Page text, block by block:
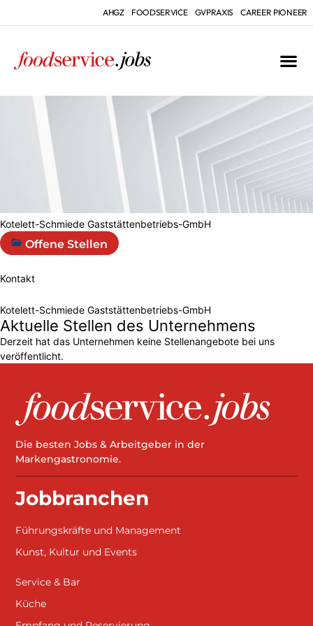
AHGZ FOODSERVICE GVPRAXIS CAREER PIONEER
Kotelett-Schmiede Gaststättenbetriebs-GmbH
Offene Stellen
Kontakt
Kotelett-Schmiede Gaststättenbetriebs-GmbH
Aktuelle Stellen des Unternehmens
Derzeit hat das Unternehmen keine Stellenangebote bei uns
veröffentlicht.
Die besten Jobs & Arbeitgeber in der
Markengastronomie.
Jobbranchen
Führungskräfte und Management
Kunst, Kultur und Events
Service & Bar
Küche